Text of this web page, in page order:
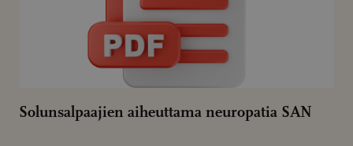
Solunsalpaajien aiheuttama neuropatia SAN